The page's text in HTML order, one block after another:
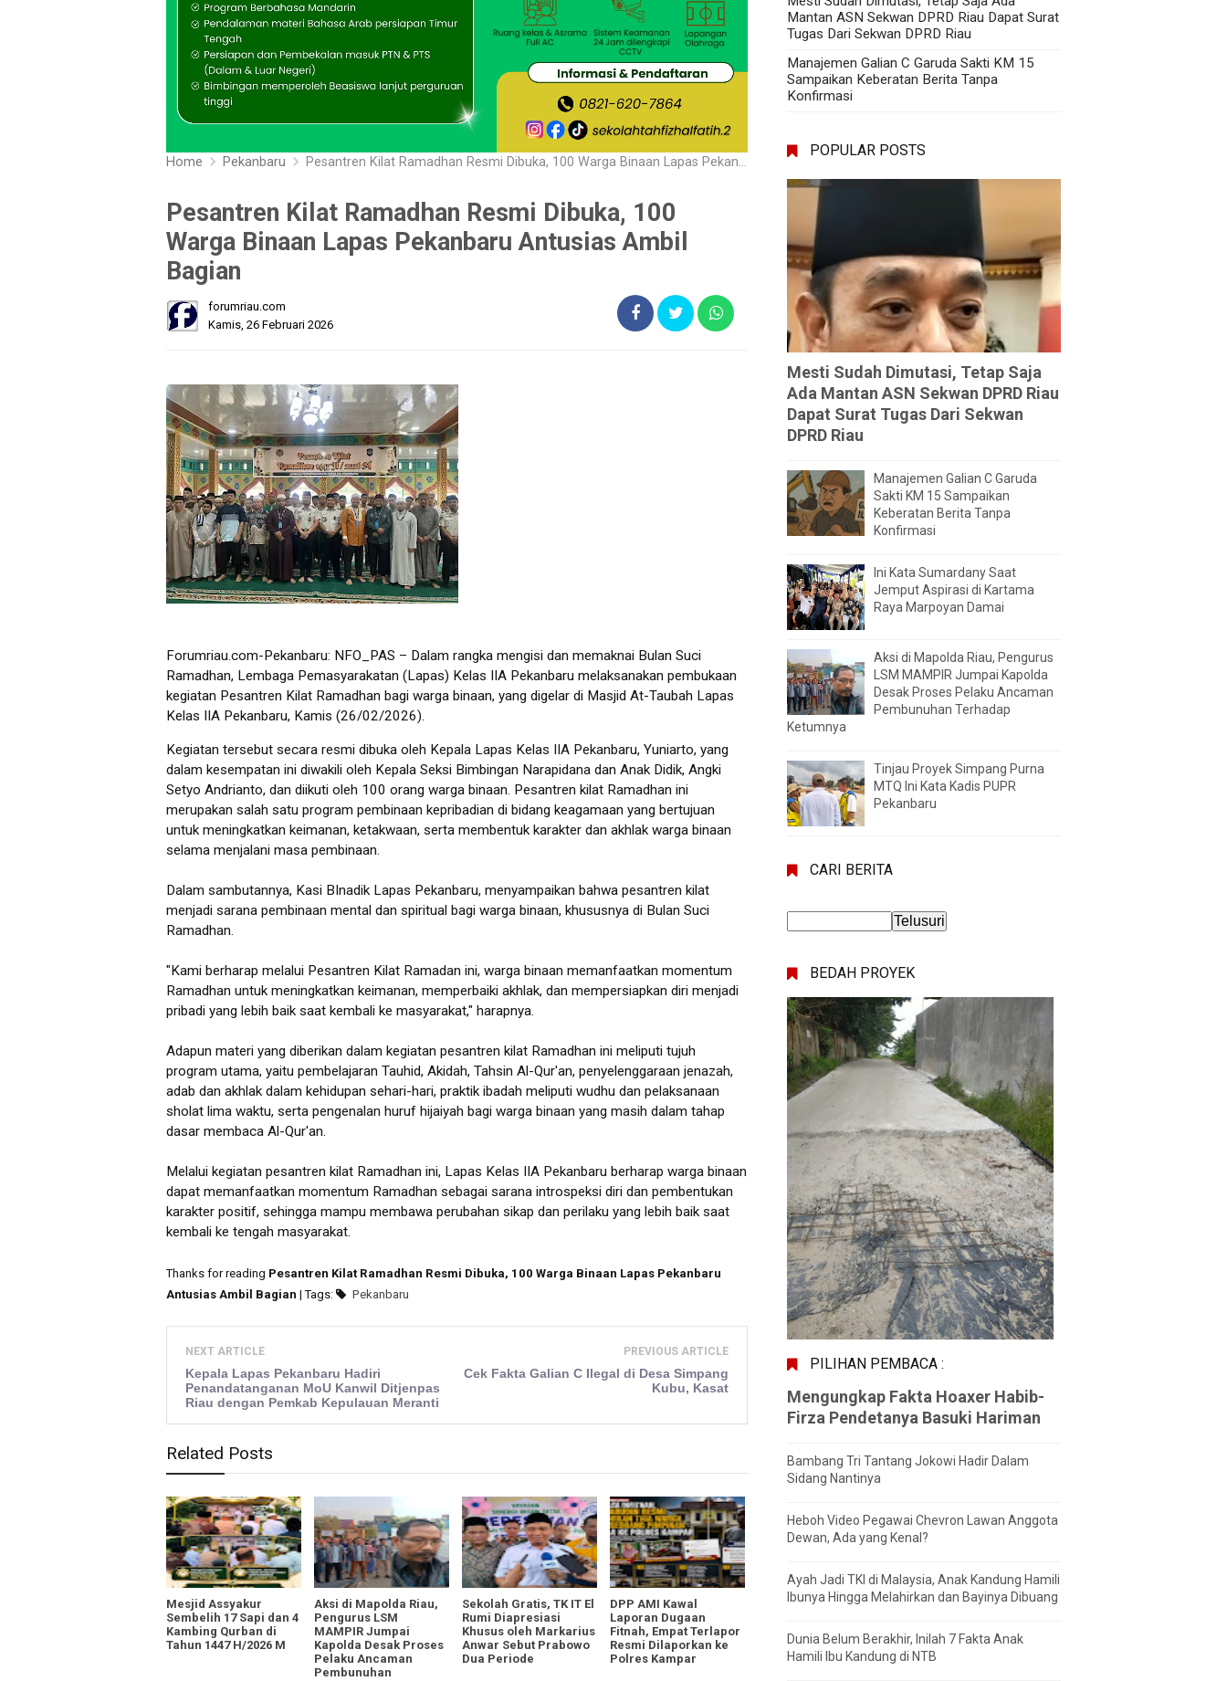
Home Pekanbaru Pesantren Kilat Ramadhan Resmi Dibuka, 100 Warga Binaan Lapas Pekanbaru Antusias Ambil Bagian
Pesantren Kilat Ramadhan Resmi Dibuka, 100
Warga Binaan Lapas Pekanbaru Antusias Ambil
Bagian
forumriau.com
Kamis, 26 Februari 2026
Forumriau.com-Pekanbaru: NFO_PAS – Dalam rangka mengisi dan memaknai Bulan Suci
Ramadhan, Lembaga Pemasyarakatan (Lapas) Kelas IIA Pekanbaru melaksanakan pembukaan
kegiatan Pesantren Kilat Ramadhan bagi warga binaan, yang digelar di Masjid At-Taubah Lapas
Kelas IIA Pekanbaru, Kamis (26/02/2026).
Kegiatan tersebut secara resmi dibuka oleh Kepala Lapas Kelas IIA Pekanbaru, Yuniarto, yang
dalam kesempatan ini diwakili oleh Kepala Seksi Bimbingan Narapidana dan Anak Didik, Angki
Setyo Andrianto, dan diikuti oleh 100 orang warga binaan. Pesantren kilat Ramadhan ini
merupakan salah satu program pembinaan kepribadian di bidang keagamaan yang bertujuan
untuk meningkatkan keimanan, ketakwaan, serta membentuk karakter dan akhlak warga binaan
selama menjalani masa pembinaan.
Dalam sambutannya, Kasi BInadik Lapas Pekanbaru, menyampaikan bahwa pesantren kilat
menjadi sarana pembinaan mental dan spiritual bagi warga binaan, khususnya di Bulan Suci
Ramadhan.
"Kami berharap melalui Pesantren Kilat Ramadan ini, warga binaan memanfaatkan momentum
Ramadhan untuk meningkatkan keimanan, memperbaiki akhlak, dan mempersiapkan diri menjadi
pribadi yang lebih baik saat kembali ke masyarakat," harapnya.
Adapun materi yang diberikan dalam kegiatan pesantren kilat Ramadhan ini meliputi tujuh
program utama, yaitu pembelajaran Tauhid, Akidah, Tahsin Al-Qur'an, penyelenggaraan jenazah,
adab dan akhlak dalam kehidupan sehari-hari, praktik ibadah meliputi wudhu dan pelaksanaan
sholat lima waktu, serta pengenalan huruf hijaiyah bagi warga binaan yang masih dalam tahap
dasar membaca Al-Qur'an.
Melalui kegiatan pesantren kilat Ramadhan ini, Lapas Kelas IIA Pekanbaru berharap warga binaan
dapat memanfaatkan momentum Ramadhan sebagai sarana introspeksi diri dan pembentukan
karakter positif, sehingga mampu membawa perubahan sikap dan perilaku yang lebih baik saat
kembali ke tengah masyarakat.
Thanks for reading Pesantren Kilat Ramadhan Resmi Dibuka, 100 Warga Binaan Lapas Pekanbaru
Antusias Ambil Bagian | Tags: Pekanbaru
NEXT ARTICLE
Kepala Lapas Pekanbaru Hadiri
Penandatanganan MoU Kanwil Ditjenpas
Riau dengan Pemkab Kepulauan Meranti
PREVIOUS ARTICLE
Cek Fakta Galian C Ilegal di Desa Simpang
Kubu, Kasat
Related Posts
Mesjid Assyakur
Sembelih 17 Sapi dan 4
Kambing Qurban di
Tahun 1447 H/2026 M
Aksi di Mapolda Riau,
Pengurus LSM
MAMPIR Jumpai
Kapolda Desak Proses
Pelaku Ancaman
Pembunuhan
Sekolah Gratis, TK IT El
Rumi Diapresiasi
Khusus oleh Markarius
Anwar Sebut Prabowo
Dua Periode
DPP AMI Kawal
Laporan Dugaan
Fitnah, Empat Terlapor
Resmi Dilaporkan ke
Polres Kampar
Mantan ASN Sekwan DPRD Riau Dapat Surat
Tugas Dari Sekwan DPRD Riau
Manajemen Galian C Garuda Sakti KM 15
Sampaikan Keberatan Berita Tanpa
Konfirmasi
POPULAR POSTS
Mesti Sudah Dimutasi, Tetap Saja
Ada Mantan ASN Sekwan DPRD Riau
Dapat Surat Tugas Dari Sekwan
DPRD Riau
Manajemen Galian C Garuda
Sakti KM 15 Sampaikan
Keberatan Berita Tanpa
Konfirmasi
Ini Kata Sumardany Saat
Jemput Aspirasi di Kartama
Raya Marpoyan Damai
Aksi di Mapolda Riau, Pengurus
LSM MAMPIR Jumpai Kapolda
Desak Proses Pelaku Ancaman
Pembunuhan Terhadap
Ketumnya
Tinjau Proyek Simpang Purna
MTQ Ini Kata Kadis PUPR
Pekanbaru
CARI BERITA
BEDAH PROYEK
PILIHAN PEMBACA :
Mengungkap Fakta Hoaxer Habib-
Firza Pendetanya Basuki Hariman
Bambang Tri Tantang Jokowi Hadir Dalam
Sidang Nantinya
Heboh Video Pegawai Chevron Lawan Anggota
Dewan, Ada yang Kenal?
Ayah Jadi TKI di Malaysia, Anak Kandung Hamili
Ibunya Hingga Melahirkan dan Bayinya Dibuang
Dunia Belum Berakhir, Inilah 7 Fakta Anak
Hamili Ibu Kandung di NTB